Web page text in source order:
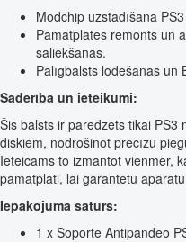
Modchip uzstādīšana
Pamatplates remonts un
saliekšanās.
Palīgbalsts lodēšanas un
Saderība un ieteikumi:
Šis balsts ir paredzēts tikai PS3
diskiem, nodrošinot precīzu
Ieteicams to izmantot vienmēr,
pamatplati, lai garantētu
Iepakojuma saturs:
1 x Soporte Antipandeo